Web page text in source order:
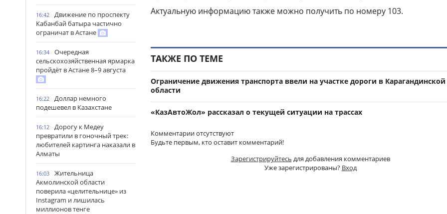
16:42
Движение по проспекту
Кабанбай батыра частично
ограничат в Астане
16:34
Очередная
сельскохозяйственная ярмарка
пройдёт в Астане 8–9 августа
16:22
Доллар немного
подешевел в Казахстане
16:12
Дорогу к Медеу
превратили в гоночный трек:
любителей картинга наказали в
Алматы
16:03
Жительница
Акмолинской области
поверила «целительнице» из
Instagram и лишилась
миллионов тенге
Актуальную информацию также можно получить по номеру 103.
ТАКЖЕ ПО ТЕМЕ
Ограничение движения транспорта ввели на участке дороги в Карагандинской
области
«КазАвтоЖол» рассказал о текущей ситуации на трассах
Комментарии отсутствуют
Будьте первым, кто оставит комментарий!
Зарегистрируйтесь для добавления комментариев
Уже зарегистрированы? Вход